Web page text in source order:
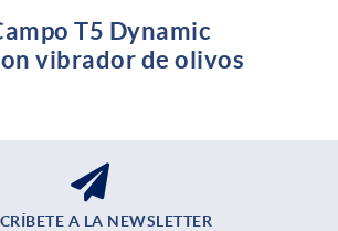
T5 Dynamic
vibrador de olivos
A LA NEWSLETTER